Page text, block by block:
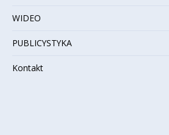
WIDEO
PUBLICYSTYKA
Kontakt